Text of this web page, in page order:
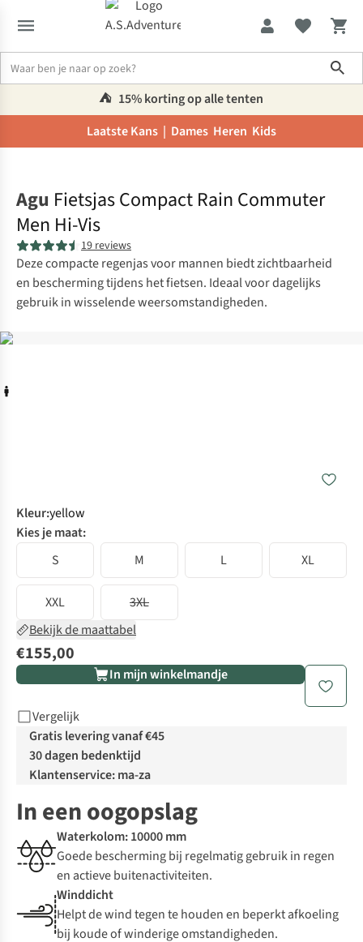
⛺️ 15% korting op alle tenten
Laatste Kans | Dames Heren Kids
Agu Fietsjas Compact Rain Commuter
Men Hi-Vis
19 reviews
Deze compacte regenjas voor mannen biedt zichtbaarheid
en bescherming tijdens het fietsen. Ideaal voor dagelijks
gebruik in wisselende weersomstandigheden.
Kleur:yellow
Kies je maat:
S
M L XL
XXL
3XL
Bekijk de maattabel
€155,00
In mijn winkelmandje
Vergelijk
Gratis levering vanaf €45
30 dagen bedenktijd
Klantenservice: ma-za
In een oogopslag
Waterkolom: 10000 mm
Goede bescherming bij regelmatig gebruik in regen
en actieve buitenactiviteiten.
Winddicht
Helpt de wind tegen te houden en beperkt afkoeling
bij koude of winderige omstandigheden.